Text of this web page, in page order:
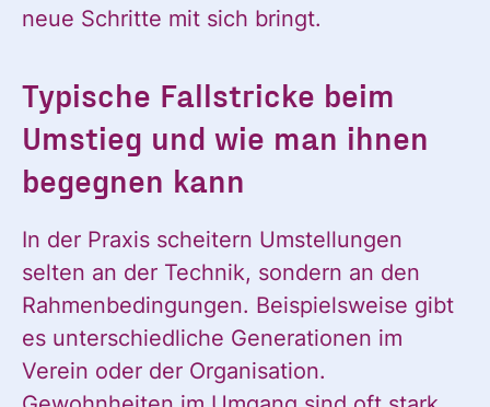
neue Schritte mit sich bringt.
Typische Fallstricke beim
Umstieg und wie man ihnen
begegnen kann
In der Praxis scheitern Umstellungen
selten an der Technik, sondern an den
Rahmenbedingungen. Beispielsweise gibt
es unterschiedliche Generationen im
Verein oder der Organisation.